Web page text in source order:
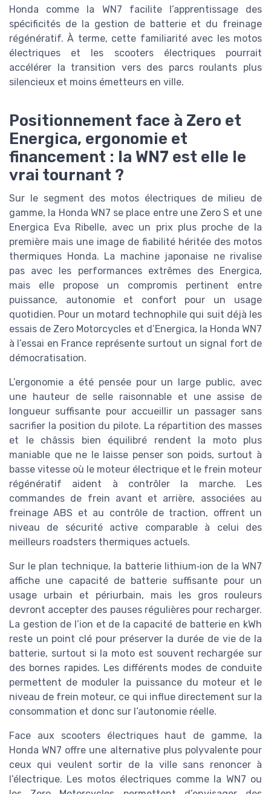
Honda comme la WN7 facilite l’apprentissage des
spécificités de la gestion de batterie et du freinage
régénératif. À terme, cette familiarité avec les motos
électriques et les scooters électriques pourrait
accélérer la transition vers des parcs roulants plus
silencieux et moins émetteurs en ville.
Positionnement face à Zero et
Energica, ergonomie et
financement : la WN7 est elle le
vrai tournant ?
Sur le segment des motos électriques de milieu de
gamme, la Honda WN7 se place entre une Zero S et une
Energica Eva Ribelle, avec un prix plus proche de la
première mais une image de fiabilité héritée des motos
thermiques Honda. La machine japonaise ne rivalise
pas avec les performances extrêmes des Energica,
mais elle propose un compromis pertinent entre
puissance, autonomie et confort pour un usage
quotidien. Pour un motard technophile qui suit déjà les
essais de Zero Motorcycles et d’Energica, la Honda WN7
à l’essai en France représente surtout un signal fort de
démocratisation.
L’ergonomie a été pensée pour un large public, avec
une hauteur de selle raisonnable et une assise de
longueur suffisante pour accueillir un passager sans
sacrifier la position du pilote. La répartition des masses
et le châssis bien équilibré rendent la moto plus
maniable que ne le laisse penser son poids, surtout à
basse vitesse où le moteur électrique et le frein moteur
régénératif aident à contrôler la marche. Les
commandes de frein avant et arrière, associées au
freinage ABS et au contrôle de traction, offrent un
niveau de sécurité active comparable à celui des
meilleurs roadsters thermiques actuels.
Sur le plan technique, la batterie lithium‑ion de la WN7
affiche une capacité de batterie suffisante pour un
usage urbain et périurbain, mais les gros rouleurs
devront accepter des pauses régulières pour recharger.
La gestion de l’ion et de la capacité de batterie en kWh
reste un point clé pour préserver la durée de vie de la
batterie, surtout si la moto est souvent rechargée sur
des bornes rapides. Les différents modes de conduite
permettent de moduler la puissance du moteur et le
niveau de frein moteur, ce qui influe directement sur la
consommation et donc sur l’autonomie réelle.
Face aux scooters électriques haut de gamme, la
Honda WN7 offre une alternative plus polyvalente pour
ceux qui veulent sortir de la ville sans renoncer à
l’électrique. Les motos électriques comme la WN7 ou